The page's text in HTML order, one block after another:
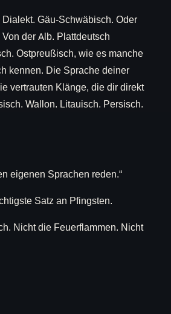
Gäu-Schwäbisch. Oder
der Alb. Plattdeutsch
Ostpreußisch, wie es manche
kennen. Die Sprache deiner
vertrauten Klänge, die dir direkt
Wallon. Litauisch. Persisch.
eigenen Sprachen reden.“
Satz an Pfingsten.
Nicht die Feuerflammen. Nicht